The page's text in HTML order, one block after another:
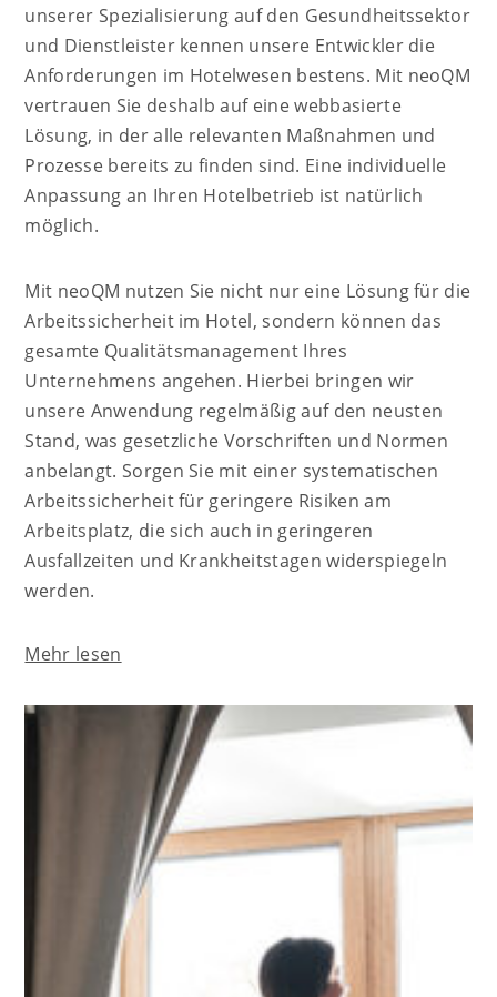
unserer Spezialisierung auf den Gesundheitssektor
und Dienstleister kennen unsere Entwickler die
Anforderungen im Hotelwesen bestens. Mit neoQM
vertrauen Sie deshalb auf eine webbasierte
Lösung, in der alle relevanten Maßnahmen und
Prozesse bereits zu finden sind. Eine individuelle
Anpassung an Ihren Hotelbetrieb ist natürlich
möglich.
Mit neoQM nutzen Sie nicht nur eine Lösung für die
Arbeitssicherheit im Hotel, sondern können das
gesamte Qualitätsmanagement Ihres
Unternehmens angehen. Hierbei bringen wir
unsere Anwendung regelmäßig auf den neusten
Stand, was gesetzliche Vorschriften und Normen
anbelangt. Sorgen Sie mit einer systematischen
Arbeitssicherheit für geringere Risiken am
Arbeitsplatz, die sich auch in geringeren
Ausfallzeiten und Krankheitstagen widerspiegeln
werden.
Mehr lesen